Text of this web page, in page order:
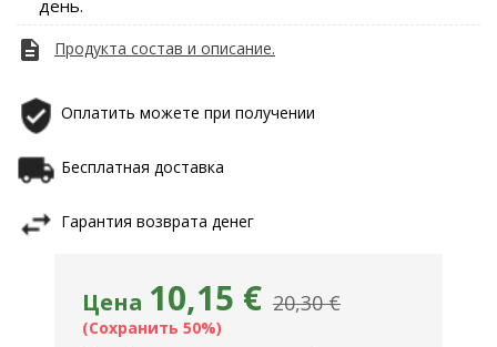
день.
description Продукта cостав и описание.
Оплатить можете при получении
Бесплатная доставка
Гарантия возврата денег
Цена 10,15 € 20,30 €
Сохранить 50%